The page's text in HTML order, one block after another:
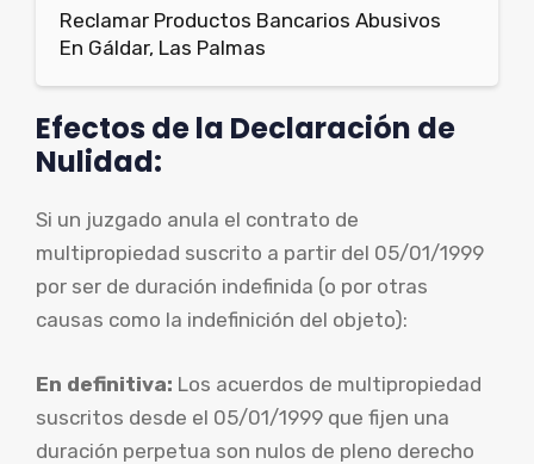
Reclamar Productos Bancarios Abusivos
En Gáldar, Las Palmas
Efectos de la Declaración de
Nulidad:
Si un juzgado anula el contrato de
multipropiedad suscrito a partir del 05/01/1999
por ser de duración indefinida (o por otras
causas como la indefinición del objeto):
En definitiva: Los acuerdos de multipropiedad
suscritos desde el 05/01/1999 que fijen una
duración perpetua son nulos de pleno derecho